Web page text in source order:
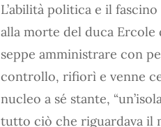
L’abilità politica e il
alla morte del duca Ercole
seppe amministrare con
controllo, rifiorì e venne
nucleo a sé stante,
tutto ciò che riguardava il